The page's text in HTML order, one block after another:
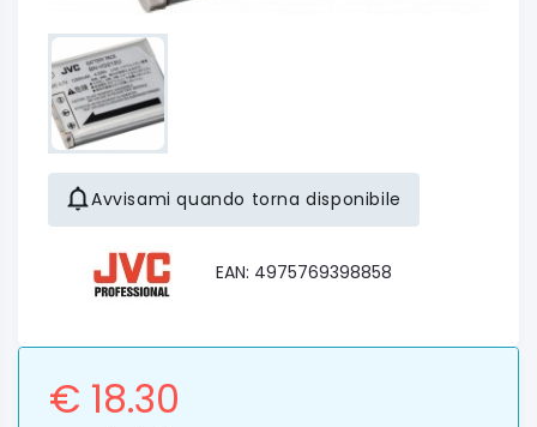
Avvisami quando torna disponibile
EAN: 4975769398858
€ 18.30